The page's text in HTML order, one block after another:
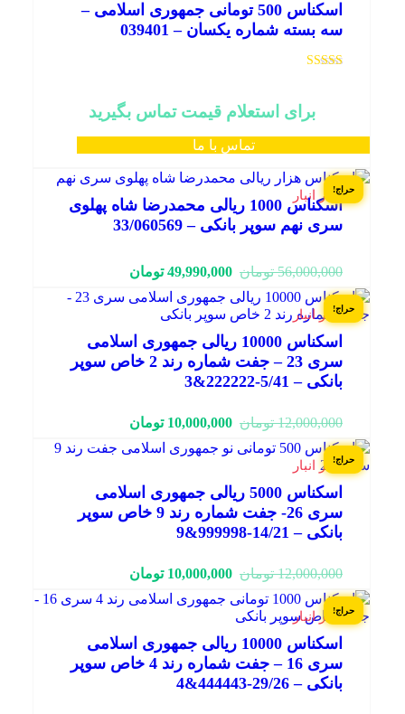
اسکناس 500 تومانی جمهوری اسلامی –
سه بسته شماره یکسان – 039401
برای استعلام قیمت تماس بگیرید
تماس با ما
حراج!
1 در انبار
اسکناس 1000 ریالی محمدرضا شاه پهلوی
سری نهم سوپر بانکی – 33/060569
56,000,000 تومان
قیمت
اصلی:
56,000,000 تومان
بود.
49,990,000 تومان
قیمت
فعلی:
49,990,000 تومان.حراج!
1 در انبار
اسکناس 10000 ریالی جمهوری اسلامی
سری 23 – جفت شماره رند 2 خاص سوپر
بانکی – 5/41-222222&3
12,000,000 تومان
قیمت
اصلی:
12,000,000 تومان
بود.
10,000,000 تومان
قیمت
فعلی:
10,000,000 تومان.حراج!
1 در انبار
اسکناس 5000 ریالی جمهوری اسلامی
سری 26- جفت شماره رند 9 خاص سوپر
بانکی – 14/21-999998&9
12,000,000 تومان
قیمت
اصلی:
12,000,000 تومان
بود.
10,000,000 تومان
قیمت
فعلی:
10,000,000 تومان.حراج!
1 در انبار
اسکناس 10000 ریالی جمهوری اسلامی
سری 16 – جفت شماره رند 4 خاص سوپر
بانکی – 29/26-444443&4